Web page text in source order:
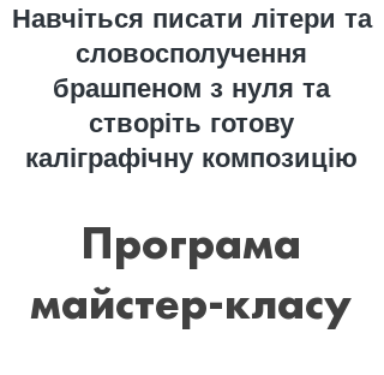
Навчіться писати літери та
словосполучення
брашпеном з нуля та
створіть готову
каліграфічну композицію
Програма
майстер-класу